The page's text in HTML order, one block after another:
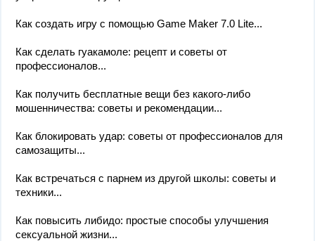
Как создать игру с помощью Game Maker 7.0 Lite...
Как сделать гуакамоле: рецепт и советы от
профессионалов...
Как получить бесплатные вещи без какого-либо
мошенничества: советы и рекомендации...
Как блокировать удар: советы от профессионалов для
самозащиты...
Как встречаться с парнем из другой школы: советы и
техники...
Как повысить либидо: простые способы улучшения
сексуальной жизни...